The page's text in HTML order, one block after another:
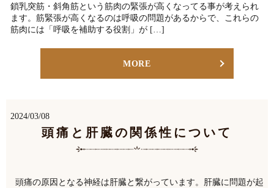
鎖乳突筋・斜角筋という筋肉の緊張が高くなってる事が考えられ
ます。筋緊張が高くなるのは呼吸の問題があるからで、これらの
筋肉には「呼吸を補助する役割」が […]
MORE
2024/03/08
頭痛と肝臓の関係性について
頭痛の原因となる神経は肝臓と繋がっています。肝臓に問題が起